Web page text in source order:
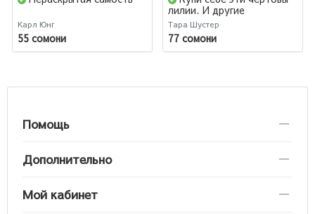
Карл Юнг
55 сомони
лилии. И другие
целительные ритуалы для
настройки своей жизни
Тара Шустер
77 сомони
Помощь
Дополнительно
Мой кабинет